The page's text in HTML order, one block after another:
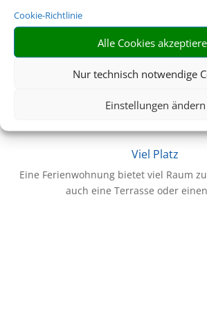
Cookie-Richtlinie
Alle Cookies
Nur technisch notwendige
Einstellungen ändern
Flexibilität
Gestalten Sie Ihren Tagesablauf, wie
Erholung steht an erster
Z
Viel Platz
Eine Ferienwohnung bietet viel Raum
auch eine Terrasse oder